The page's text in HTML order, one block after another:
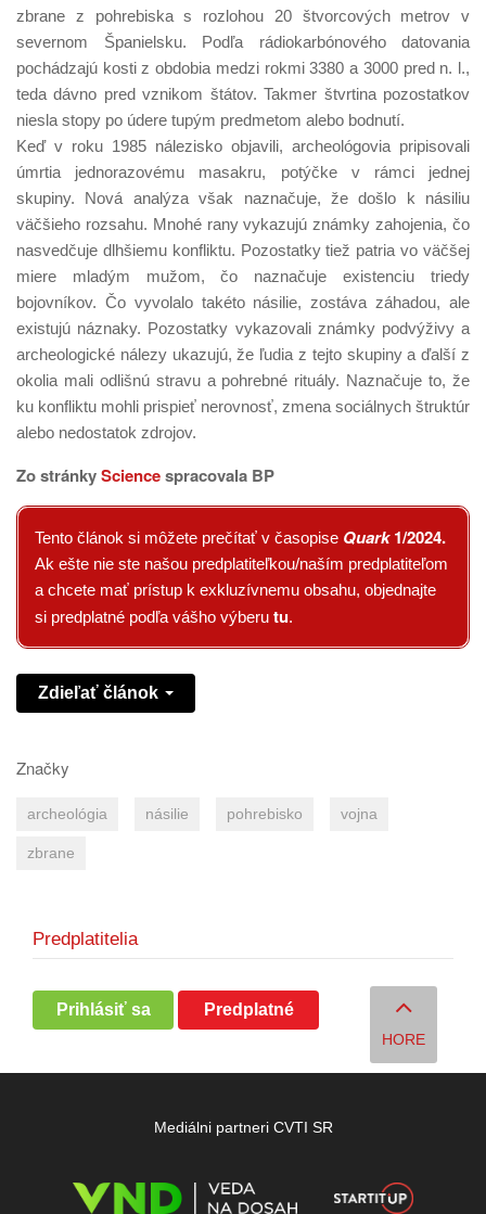
zbrane z pohrebiska s rozlohou 20 štvorcových metrov v
severnom Španielsku. Podľa rádiokarbónového datovania
pochádzajú kosti z obdobia medzi rokmi 3380 a 3000 pred n. l.,
teda dávno pred vznikom štátov. Takmer štvrtina pozostatkov
niesla stopy po údere tupým predmetom alebo bodnutí.
Keď v roku 1985 nálezisko objavili, archeológovia pripisovali
úmrtia jednorazovému masakru, potýčke v rámci jednej
skupiny. Nová analýza však naznačuje, že došlo k násiliu
väčšieho rozsahu. Mnohé rany vykazujú známky zahojenia, čo
nasvedčuje dlhšiemu konfliktu. Pozostatky tiež patria vo väčšej
miere mladým mužom, čo naznačuje existenciu triedy
bojovníkov. Čo vyvolalo takéto násilie, zostáva záhadou, ale
existujú náznaky. Pozostatky vykazovali známky podvýživy a
archeologické nálezy ukazujú, že ľudia z tejto skupiny a ďalší z
okolia mali odlišnú stravu a pohrebné rituály. Naznačuje to, že
ku konfliktu mohli prispieť nerovnosť, zmena sociálnych štruktúr
alebo nedostatok zdrojov.
Zo stránkySciencespracovala BP
Tento článok si môžete prečítať v časopise Quark1/2024.
Ak ešte nie ste našou predplatiteľkou/naším predplatiteľom
a chcete mať prístup k exkluzívnemu obsahu, objednajte
si predplatné podľa vášho výberu tu.
Zdieľať článok
Značky
archeológia násilie pohrebisko vojna
zbrane
Predplatitelia
Prihlásiť sa Predplatné
HORE
Mediálni partneri CVTI SR